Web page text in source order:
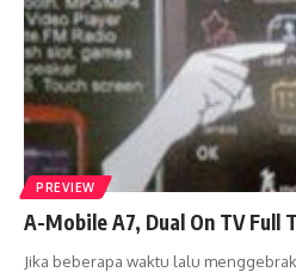
PREVIEW
A-Mobile A7, Dual On TV Full
Jika beberapa waktu lalu